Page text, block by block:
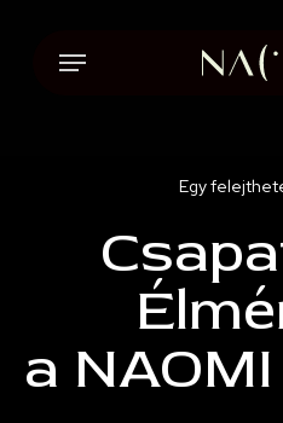
content
Menu
Egy
a